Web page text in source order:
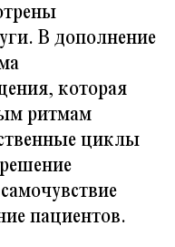
В дополнение
которая
ритмам
циклы
пациентов.